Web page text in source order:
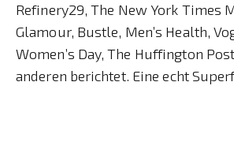
Refinery29, The New York Times
Glamour, Bustle, Men’s Health,
Women’s Day, The Huffington
anderen berichtet. Eine echt